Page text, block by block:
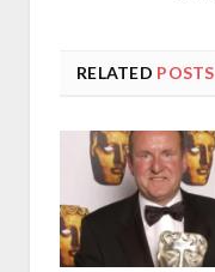
RELATED POSTS